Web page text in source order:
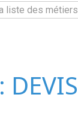
liste des métiers